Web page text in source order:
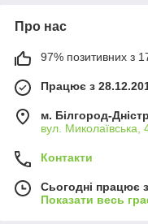
Про нас
97% позитивних з
Працює з
м. Білгород-
вул. Миколаївська,
Контакти
Сьогодні працює
Показати весь